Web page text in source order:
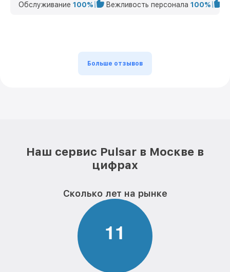
Обслуживание 100% Вежливость персонала 100%
Больше отзывов
Наш сервис Pulsar в Москве в
цифрах
Сколько лет на рынке
11